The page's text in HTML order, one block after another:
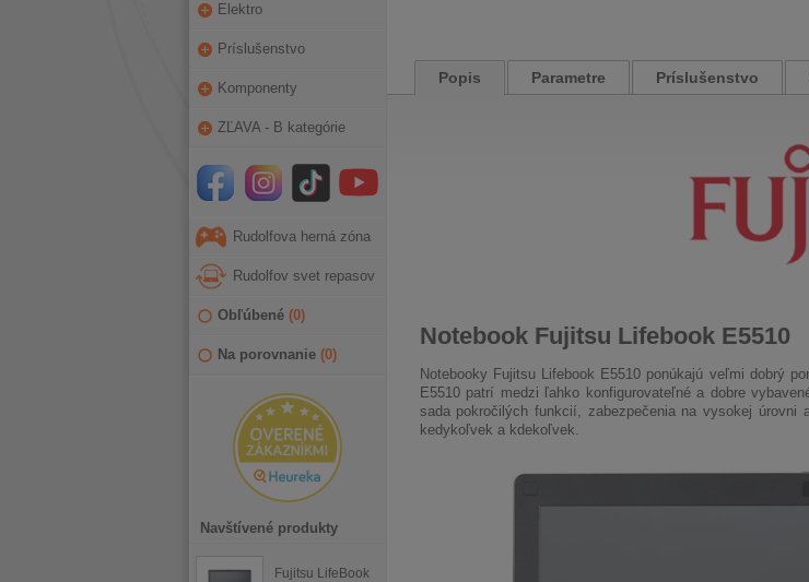
Elektro
Príslušenstvo
Komponenty
ZĽAVA - B kategórie
Rudolfova herná zóna
Rudolfov svet repasov
Obľúbené (0)
Na porovnanie (0)
Navštívené produkty
Fujitsu LifeBook
Popis Parametre Príslušenstvo
Notebook Fujitsu Lifebook E5510
Notebooky Fujitsu Lifebook E5510 ponúkajú veľmi dobrý
E5510 patrí medzi ľahko konfigurovateľné a dobre
sada pokročilých funkcií, zabezpečenia na vysokej
kedykoľvek a kdekoľvek.